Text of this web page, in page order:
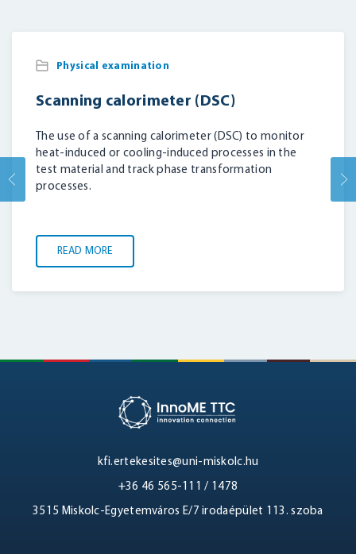
Physical examination
Scanning calorimeter (DSC)
The use of a scanning calorimeter (DSC) to monitor
heat-induced or cooling-induced processes in the
test material and track phase transformation
processes.
READ MORE
kfi.ertekesites@uni-miskolc.hu
+36 46 565-111 / 1478
3515 Miskolc-Egyetemváros E/7 irodaépület 113. szoba